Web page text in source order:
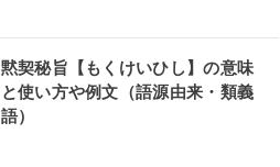
黙契秘旨【もくけいひし】の意味
と使い方や例文（語源由来・類義
語）